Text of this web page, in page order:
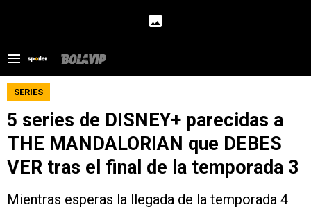
SERIES
5 series de DISNEY+ parecidas a
THE MANDALORIAN que DEBES
VER tras el final de la temporada 3
Mientras esperas la llegada de la temporada 4